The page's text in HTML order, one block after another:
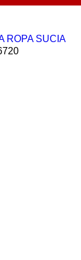
ROPA SUCIA